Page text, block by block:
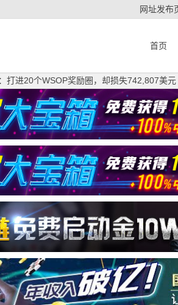
网址发布
首页
打进20个WSOP奖励圈，却损失742,807美元